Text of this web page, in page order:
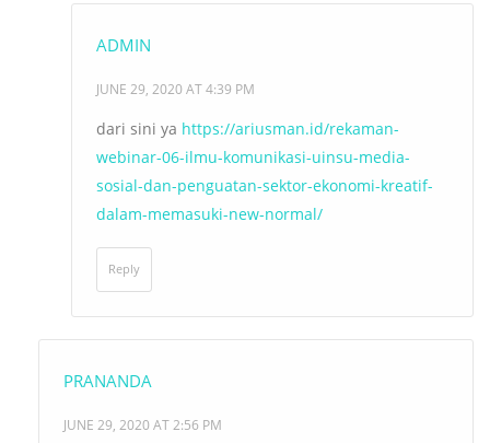
ADMIN
JUNE 29, 2020 AT 4:39 PM
dari sini ya https://ariusman.id/rekaman-
webinar-06-ilmu-komunikasi-uinsu-media-
sosial-dan-penguatan-sektor-ekonomi-kreatif-
dalam-memasuki-new-normal/
Reply
PRANANDA
JUNE 29, 2020 AT 2:56 PM